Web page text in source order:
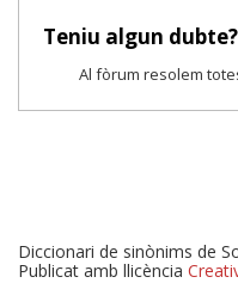
Teniu algun dubte?
Al fòrum resolem
Diccionari de sinònims de
Publicat amb llicència